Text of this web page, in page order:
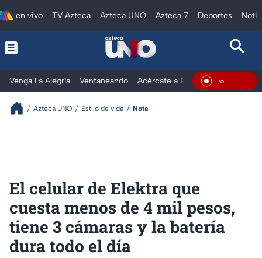
en vivo TV Azteca Azteca UNO Azteca 7 Deportes
Venga La Alegría Ventaneando Acércate a Rocío Al ExtremoEn
Azteca UNO Estilo de vida Nota
El celular de Elektra que
cuesta menos de 4 mil pesos,
tiene 3 cámaras y la batería
dura todo el día